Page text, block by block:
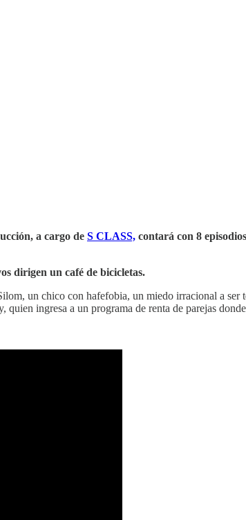
a cargo de S CLASS, contará con 8
dirigen un café de bicicletas.
un chico con hafefobia, un miedo irracional a ser
quien ingresa a un programa de renta de parejas